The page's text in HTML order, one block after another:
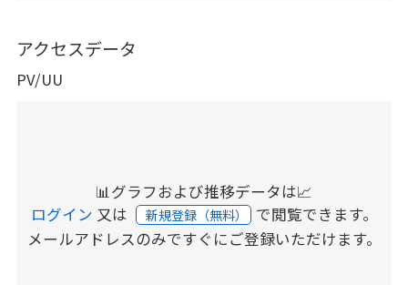
アクセスデータ
PV/UU
📊グラフおよび推移データは📈
ログイン 又は 新規登録（無料） で閲覧できます。
メールアドレスのみですぐにご登録いただけます。